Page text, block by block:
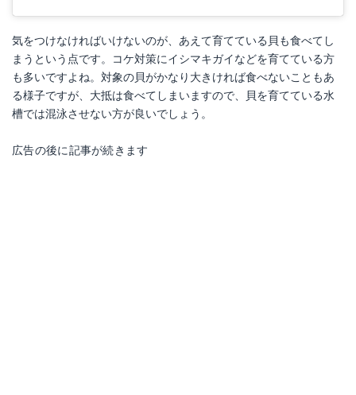
気をつけなければいけないのが、あえて育てている貝も食べてし
まうという点です。コケ対策にイシマキガイなどを育てている方
も多いですよね。対象の貝がかなり大きければ食べないこともあ
る様子ですが、大抵は食べてしまいますので、貝を育てている水
槽では混泳させない方が良いでしょう。
広告の後に記事が続きます